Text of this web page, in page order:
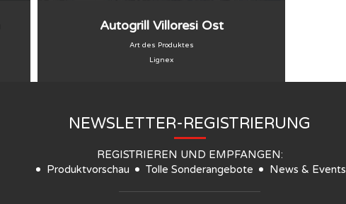
Autogrill Villoresi Ost
Art des Produktes
Lignex
NEWSLETTER-REGISTRIERUNG
REGISTRIEREN UND EMPFANGEN:
Produktvorschau
Tolle Sonderangebote News & Events